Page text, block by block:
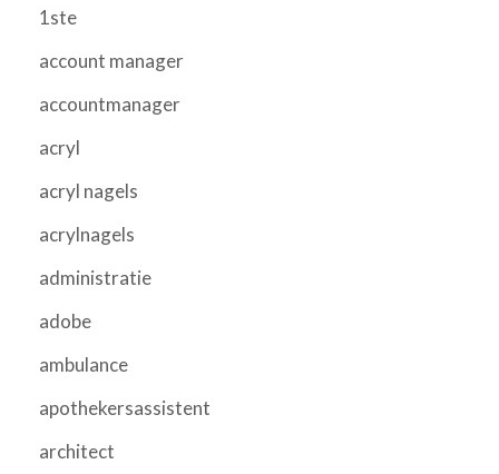
1ste
account manager
accountmanager
acryl
acryl nagels
acrylnagels
administratie
adobe
ambulance
apothekersassistent
architect